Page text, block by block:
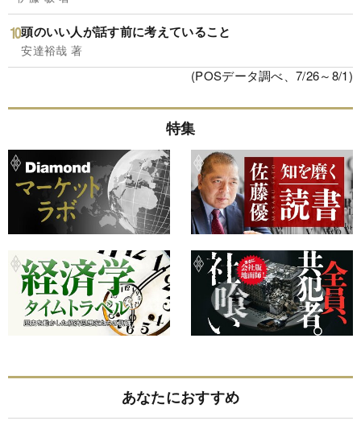
頭のいい人が話す前に考えていること
安達裕哉 著
(POSデータ調べ、7/26～8/1)
特集
あなたにおすすめ